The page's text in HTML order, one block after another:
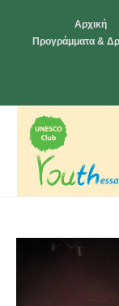
content
Αρχική
Προγράμματα &